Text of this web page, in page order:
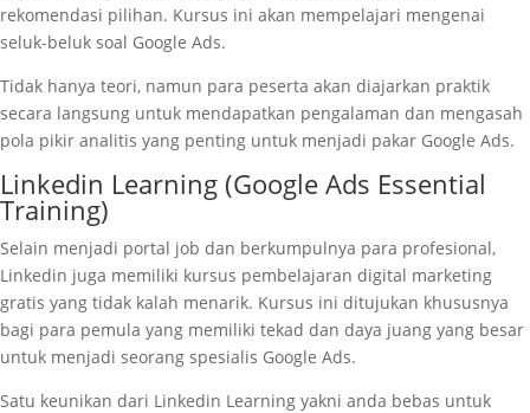
rekomendasi pilihan. Kursus ini akan mempelajari mengenai
seluk-beluk soal Google Ads.
Tidak hanya teori, namun para peserta akan diajarkan praktik
secara langsung untuk mendapatkan pengalaman dan mengasah
pola pikir analitis yang penting untuk menjadi pakar Google Ads.
Linkedin Learning (Google Ads Essential
Training)
Selain menjadi portal job dan berkumpulnya para profesional,
Linkedin juga memiliki kursus pembelajaran digital marketing
gratis yang tidak kalah menarik. Kursus ini ditujukan khususnya
bagi para pemula yang memiliki tekad dan daya juang yang besar
untuk menjadi seorang spesialis Google Ads.
Satu keunikan dari Linkedin Learning yakni anda bebas untuk